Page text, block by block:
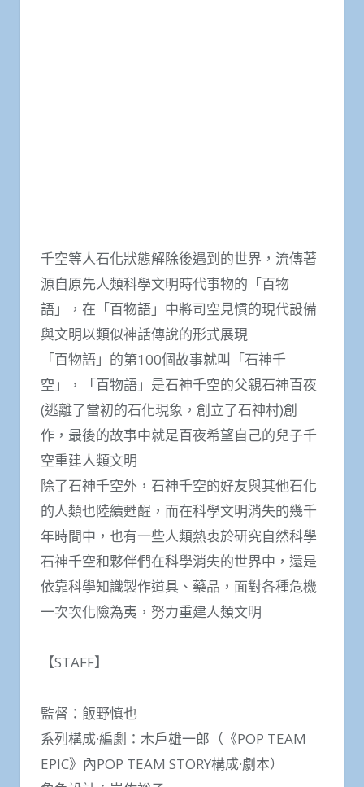
千空等人石化狀態解除後遇到的世界，流傳著
源自原先人類科學文明時代事物的「百物
語」，在「百物語」中將司空見慣的現代設備
與文明以類似神話傳說的形式展現
「百物語」的第100個故事就叫「石神千
空」，「百物語」是石神千空的父親石神百夜
(逃離了當初的石化現象，創立了石神村)創
作，最後的故事中就是百夜希望自己的兒子千
空重建人類文明
除了石神千空外，石神千空的好友與其他石化
的人類也陸續甦醒，而在科學文明消失的幾千
年時間中，也有一些人類熱衷於研究自然科學
石神千空和夥伴們在科學消失的世界中，還是
依靠科學知識製作道具、藥品，面對各種危機
一次次化險為夷，努力重建人類文明
【STAFF】
監督：飯野慎也
系列構成·編劇：木戶雄一郎（《POP TEAM
EPIC》內POP TEAM STORY構成·劇本）